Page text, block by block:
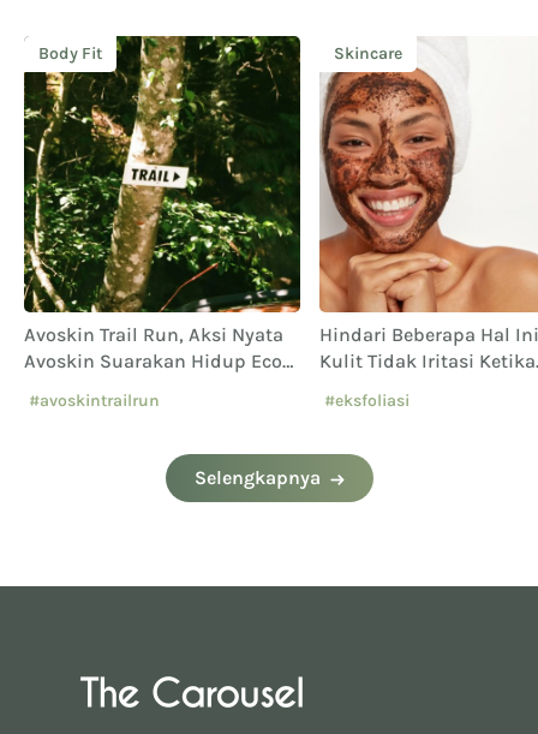
Body Fit
Avoskin Trail Run, Aksi Nyata
Avoskin Suarakan Hidup Eco
#avoskintrailrun
Skincare
Hindari Beberapa Hal
Kulit Tidak Iritasi Ketika
#eksfoliasi
Selengkapnya